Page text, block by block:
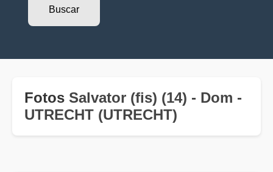
Fotos Salvator (fis) (14) - Dom -
UTRECHT (UTRECHT)